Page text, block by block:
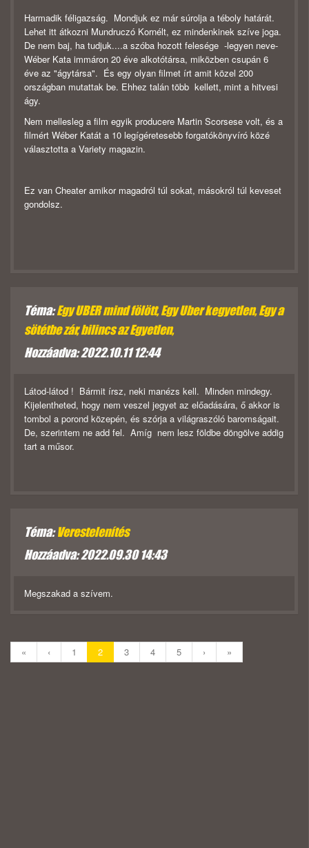
Harmadik féligazság. Mondjuk ez már súrolja a téboly határát.
Lehet itt átkozni Mundruczó Kornélt, ez mindenkinek szíve joga.
De nem baj, ha tudjuk....a szóba hozott felesége -legyen neve-
Wéber Kata immáron 20 éve alkotótársa, miközben csupán 6
éve az "ágytársa". És egy olyan filmet írt amit közel 200
országban mutattak be. Ehhez talán több kellett, mint a hitvesi
ágy.
Nem mellesleg a film egyik producere Martin Scorsese volt, és a
filmért Wéber Katát a 10 legígéretesebb forgatókönyvíró közé
választotta a Variety magazin.
Ez van Cheater amikor magadról túl sokat, másokról túl keveset
gondolsz.
Téma:Egy UBER mind fölött, Egy Uber kegyetlen, Egy a
sötétbe zár, bilincs az Egyetlen,
Hozzáadva: 2022.10.11 12:44
Látod-látod ! Bármit írsz, neki manézs kell. Minden mindegy.
Kijelentheted, hogy nem veszel jegyet az előadására, ő akkor is
tombol a porond közepén, és szórja a világraszóló baromságait.
De, szerintem ne add fel. Amíg nem lesz földbe döngölve addig
tart a műsor.
Téma:Verestelenítés
Hozzáadva: 2022.09.30 14:43
Megszakad a szívem.
« ‹ 1 2 3 4 5 › »